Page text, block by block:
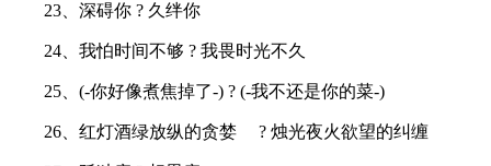
23、深碍你 ? 久绊你
24、我怕时间不够 ? 我畏时光不久
25、(-你好像煮焦掉了-) ? (-我不还是你的菜-)
26、红灯酒绿放纵的贪婪ゝ ? 烛光夜火欲望的纠缠ゝ